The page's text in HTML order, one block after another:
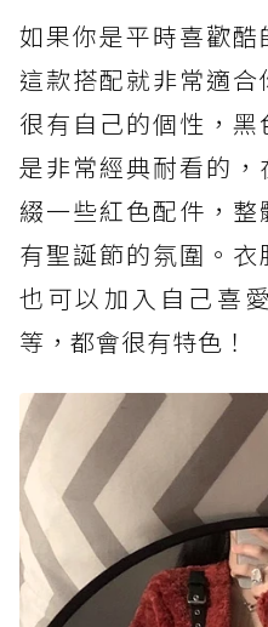
如果你是平時喜歡酷
這款搭配就非常適
很有自己的個性，
是非常經典耐看的
綴一些紅色配件，
有聖誕節的氛圍。衣
也可以加入自己喜
等，都會很有特色！